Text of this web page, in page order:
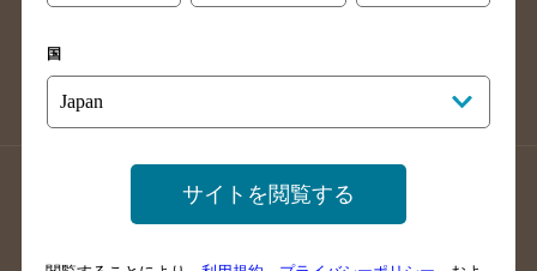
店舗登録方法のご案内
店舗情報更新方法のご案内
掲載店舗様ログイン
国
サイトを閲覧する